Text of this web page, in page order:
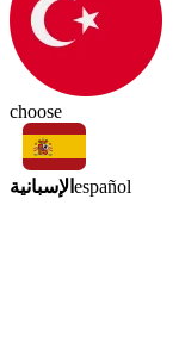
choose
الإسبانية español